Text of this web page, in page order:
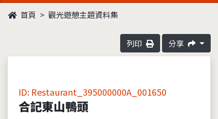
首頁 觀光遊憩主題資料集
列印 分享
ID: Restaurant_395000000A_001650
合記東山鴨頭